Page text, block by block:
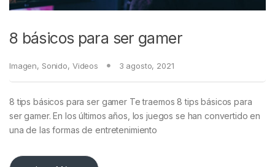
8 básicos para ser gamer
Imagen, Sonido, Videos 3 agosto, 2021
8 tips básicos para ser gamer Te traemos 8 tips básicos para
ser gamer. En los últimos años, los juegos se han convertido en
una de las formas de entretenimiento